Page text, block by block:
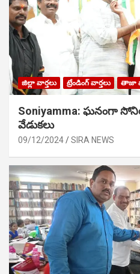
జిల్లా వార్తలు ట్రేండింగ్ వార్తలు తాజా
Soniyamma: ఘ‌నంగా
వేడుక‌లు
09/12/2024 SIRA NEWS